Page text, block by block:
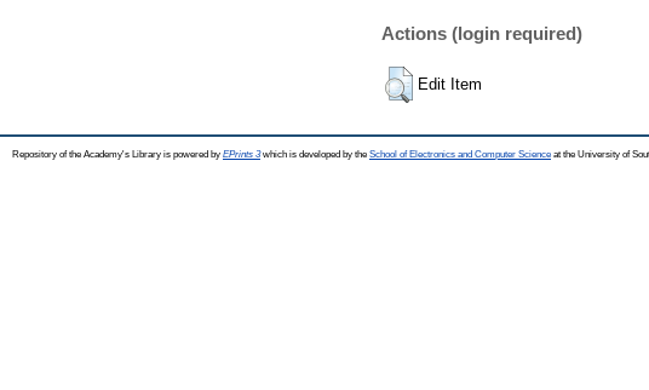
Actions (login required)
Edit Item
Repository of the Academy's Library is powered by EPrints 3which is developed by the School of Electronics and Computer Science at the University of